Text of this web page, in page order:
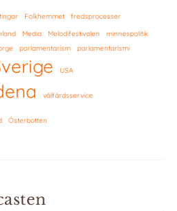
Folkhemmet
fredsprocesser
Media Melodifestivalen
minnespolitik
parlamentarism parlamentarismi
USA
välfärdsservice
Österbotten